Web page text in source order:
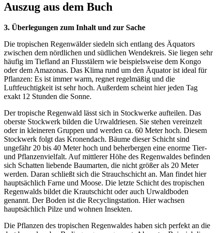
Auszug aus dem Buch
3. Überlegungen zum Inhalt und zur Sache
Die tropischen Regenwälder siedeln sich entlang des Äquators
zwischen dem nördlichen und südlichen Wendekreis. Sie liegen sehr
häufig im Tiefland an Flusstälern wie beispielsweise dem Kongo
oder dem Amazonas. Das Klima rund um den Äquator ist ideal für
Pflanzen: Es ist immer warm, regnet regelmäßig und die
Luftfeuchtigkeit ist sehr hoch. Außerdem scheint hier jeden Tag
exakt 12 Stunden die Sonne.
Der tropische Regenwald lässt sich in Stockwerke aufteilen. Das
oberste Stockwerk bilden die Urwaldriesen. Sie stehen vereinzelt
oder in kleineren Gruppen und werden ca. 60 Meter hoch. Diesem
Stockwerk folgt das Kronendach. Bäume dieser Schicht sind
ungefähr 20 bis 40 Meter hoch und beherbergen eine enorme Tier-
und Pflanzenvielfalt. Auf mittlerer Höhe des Regenwaldes befinden
sich Schatten liebende Baumarten, die nicht größer als 20 Meter
werden. Daran schließt sich die Strauchschicht an. Man findet hier
hauptsächlich Farne und Moose. Die letzte Schicht des tropischen
Regenwalds bildet die Krautschicht oder auch Urwaldboden
genannt. Der Boden ist die Recyclingstation. Hier wachsen
hauptsächlich Pilze und wohnen Insekten.
Die Pflanzen des tropischen Regenwaldes haben sich perfekt an die